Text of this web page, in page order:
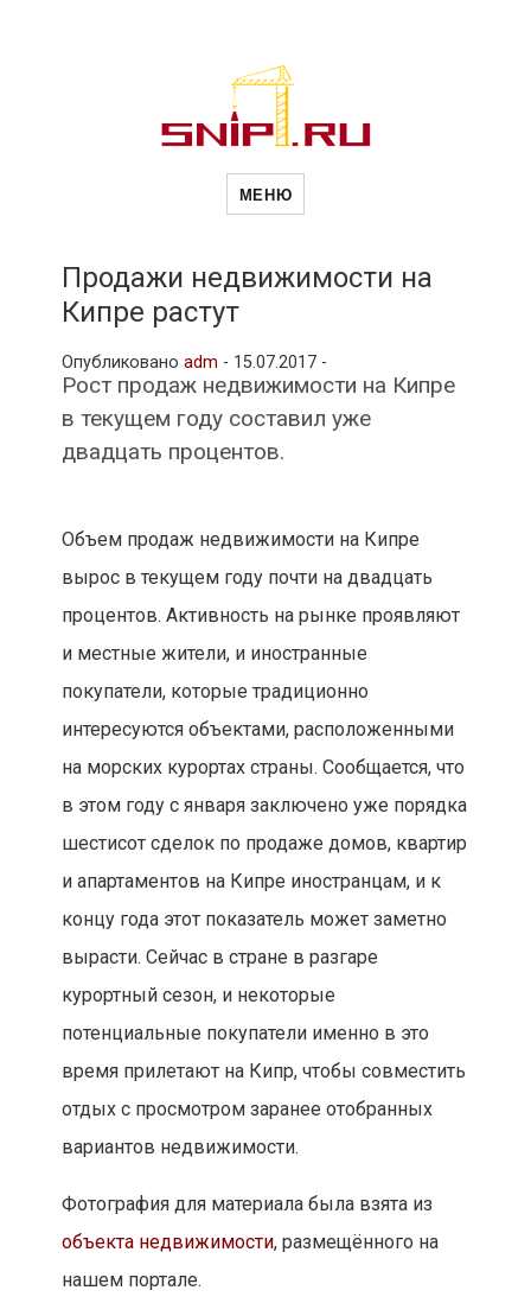
Новости
и
рубрики
МЕНЮ
Продажи недвижимости на
Кипре растут
Опубликовано adm - 15.07.2017 -
Рост продаж недвижимости на Кипре
в текущем году составил уже
двадцать процентов.
Объем продаж недвижимости на Кипре
вырос в текущем году почти на двадцать
процентов. Активность на рынке проявляют
и местные жители, и иностранные
покупатели, которые традиционно
интересуются объектами, расположенными
на морских курортах страны. Сообщается, что
в этом году с января заключено уже порядка
шестисот сделок по продаже домов, квартир
и апартаментов на Кипре иностранцам, и к
концу года этот показатель может заметно
вырасти. Сейчас в стране в разгаре
курортный сезон, и некоторые
потенциальные покупатели именно в это
время прилетают на Кипр, чтобы совместить
отдых с просмотром заранее отобранных
вариантов недвижимости.
Фотография для материала была взята из
объекта недвижимости, размещённого на
нашем портале.